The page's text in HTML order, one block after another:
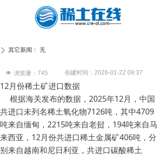
创建时间： 2026-01-22 09:37
넶 浏览量： 745
12月份稀土矿进口数据
根据海关发布的数据，2025年12月，中国
共进口未列名稀土氧化物7126吨，其中4709
吨来自缅甸，2215吨来自老挝，194吨来自马
来西亚，12月份共进口稀土金属矿406吨，分
别来自越南和尼日利亚，共进口碳酸稀土
ꄲ 其它新闻： 无